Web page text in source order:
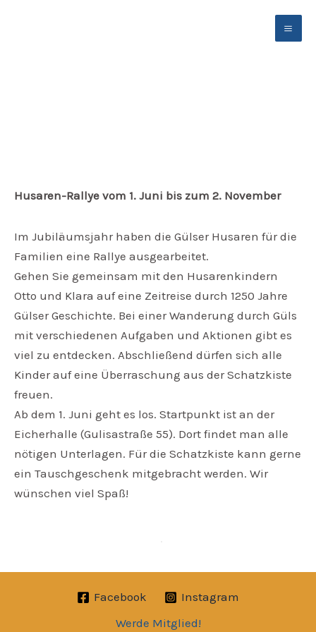
Husaren-Rallye vom 1. Juni bis zum 2. November
Im Jubiläumsjahr haben die Gülser Husaren für die
Familien eine Rallye ausgearbeitet.
Gehen Sie gemeinsam mit den Husarenkindern
Otto und Klara auf eine Zeitreise durch 1250 Jahre
Gülser Geschichte. Bei einer Wanderung durch Güls
mit verschiedenen Aufgaben und Aktionen gibt es
viel zu entdecken. Abschließend dürfen sich alle
Kinder auf eine Überraschung aus der Schatzkiste
freuen.
Ab dem 1. Juni geht es los. Startpunkt ist an der
Eicherhalle (Gulisastraße 55). Dort findet man alle
nötigen Unterlagen. Für die Schatzkiste kann gerne
ein Tauschgeschenk mitgebracht werden. Wir
wünschen viel Spaß!
Facebook
Instagram
Werde Mitglied!